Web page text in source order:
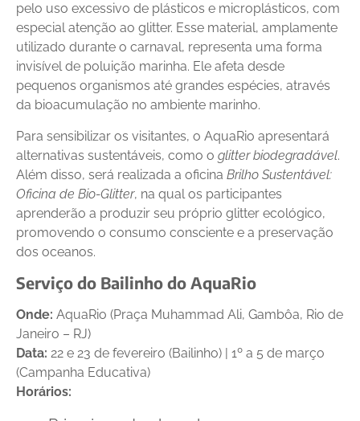
pelo uso excessivo de plásticos e microplásticos, com
especial atenção ao glitter. Esse material, amplamente
utilizado durante o carnaval, representa uma forma
invisível de poluição marinha. Ele afeta desde
pequenos organismos até grandes espécies, através
da bioacumulação no ambiente marinho.
Para sensibilizar os visitantes, o AquaRio apresentará
alternativas sustentáveis, como o glitter biodegradável.
Além disso, será realizada a oficina Brilho Sustentável:
Oficina de Bio-Glitter, na qual os participantes
aprenderão a produzir seu próprio glitter ecológico,
promovendo o consumo consciente e a preservação
dos oceanos.
Serviço do Bailinho do AquaRio
Onde: AquaRio (Praça Muhammad Ali, Gambôa, Rio de
Janeiro – RJ)
Data: 22 e 23 de fevereiro (Bailinho) | 1º a 5 de março
(Campanha Educativa)
Horários: